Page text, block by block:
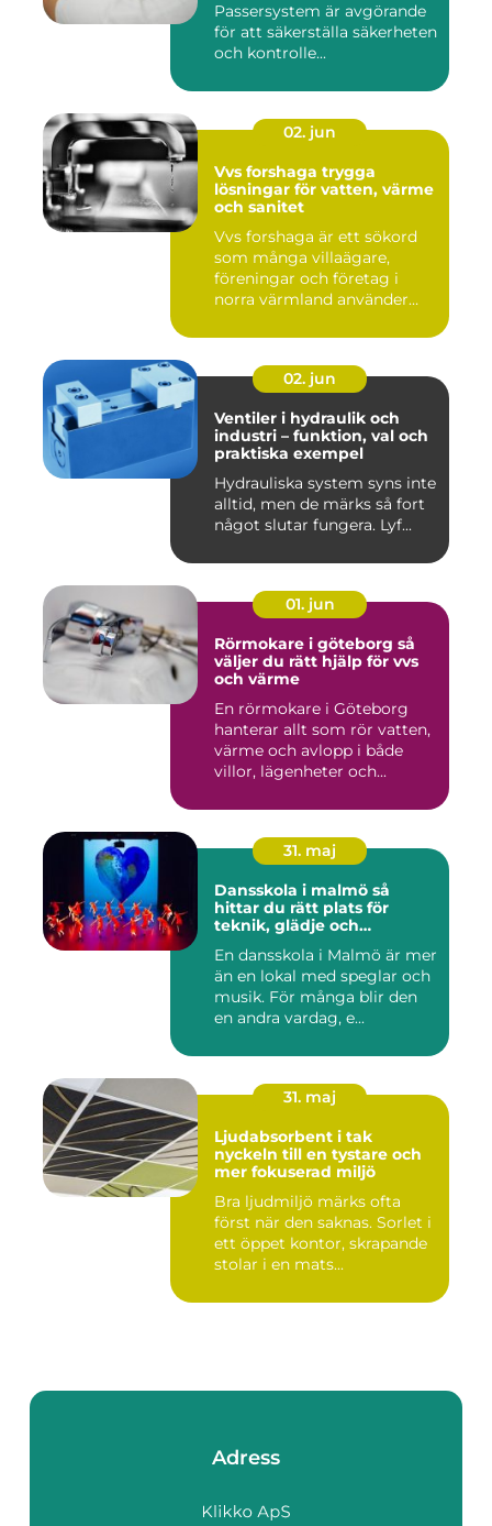
Passersystem är avgörande
för att säkerställa säkerheten
och kontrolle...
02. jun
Vvs forshaga trygga
lösningar för vatten, värme
och sanitet
Vvs forshaga är ett sökord
som många villaägare,
föreningar och företag i
norra värmland använder
02. jun
Ventiler i hydraulik och
industri – funktion, val och
praktiska exempel
Hydrauliska system syns inte
alltid, men de märks så fort
något slutar fungera. Lyf...
01. jun
Rörmokare i göteborg så
väljer du rätt hjälp för vvs
och värme
En rörmokare i Göteborg
hanterar allt som rör vatten,
värme och avlopp i både
villor, lägenheter och...
31. maj
Dansskola i malmö så
hittar du rätt plats för
teknik, glädje och
En dansskola i Malmö är mer
än en lokal med speglar och
musik. För många blir den
en andra vardag, e...
31. maj
Ljudabsorbent i tak
nyckeln till en tystare och
mer fokuserad miljö
Bra ljudmiljö märks ofta
först när den saknas. Sorlet i
ett öppet kontor, skrapande
stolar i en mats...
Adress